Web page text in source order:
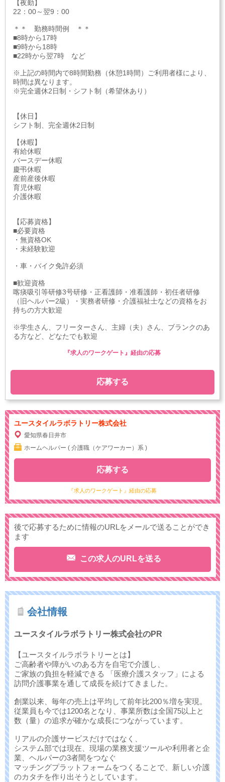
【夜勤】
22：00～翌9：00
＊＊ 勤務時間例 ＊＊
■8時から17時
■9時から18時
■22時から翌7時 など
※上記の時間内で8時間勤務（休憩1時間）ご利用者様により、
時間は異なります。
※完全週休2日制・シフト制（希望休あり）
【休日】
シフト制、完全週休2日制
【休暇】
有給休暇
バースデー休暇
慶弔休暇
産前産後休暇
育児休暇
介護休暇
【応募資格】
■必要資格
・無資格OK
・未経験歓迎
・車・バイク免許必須
■歓迎資格
喀痰吸引等研修3号研修・正看護師・准看護師・初任者研修
（旧ヘルパー2級）・実務者研修・介護福祉士などの資格をお
持ちの方大歓迎
※学生さん、フリーターさん、主婦（夫）さん、ブランクのあ
る方など、どなたでも歓迎
応募する
『求人のワークゲート』経由の応募
ユースタイルラボラトリー株式会社
愛知県春日井市
ホームヘルパー ( 介護職（ケアワーカー）系 )
『求人のワークゲート』経由の応募
応募する
後で応募するために情報のURLをメールで送ることができ
ます
この求人のURLを送る
会社情報
ユースタイルラボラトリー株式会社のPR
【ユースタイルラボラトリーとは】
ご高齢者や障がいのある方を自宅で介護し、
ご家族の負担を軽減できる 「医療介護スタッフ」による
訪問介護事業を通して成長を続けてきました。
創業以来、毎年の売上は平均して前年比200％増を実現。
従業員も今では1200名となり、事業所数は全国75以上と
数（量）の追求が確かな成長につながっています。
リアルの介護サービスだけではなく、
システム部では現在、現場の業務支援ツールや利用者と企
業、ヘルパーの3者間をつなぐ
マッチングプラットフォームをつくることで、新しい介護
のカタチを作り出そうとしています。